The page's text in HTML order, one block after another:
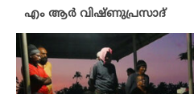
എം ആർ വിഷ്ണുപ്രസാദ്